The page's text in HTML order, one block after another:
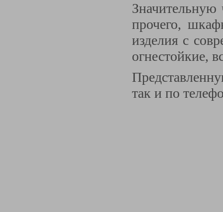
Значительную
прочего,
изделия с
огнестойкие,
так и по